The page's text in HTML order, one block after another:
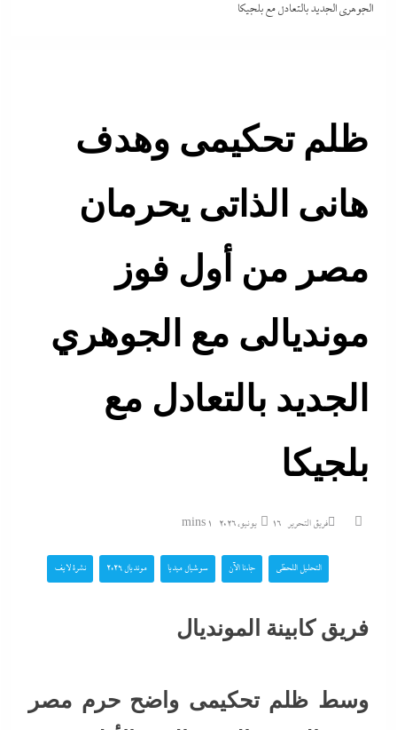
الجوهري الجديد بالتعادل مع بلجيكا
ظلم تحكيمى وهدف
هانى الذاتى يحرمان
مصر من أول فوز
مونديالى مع الجوهري
الجديد بالتعادل مع
بلجيكا
فريق التحرير 16 يونيو، 2026 1 mins
التحليل اللحظي جاءنا الآن سوشيال ميديا مونديال 2026 نشرة لايف
فريق كابينة المونديال
وسط ظلم تحكيمى واضح حرم مصر